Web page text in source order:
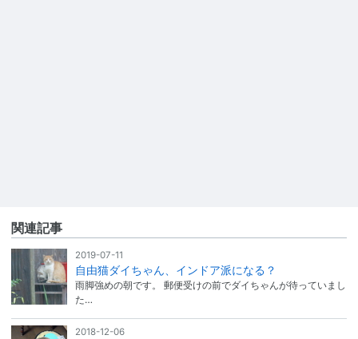
関連記事
2019-07-11
自由猫ダイちゃん、インドア派になる？
雨脚強めの朝です。 郵便受けの前でダイちゃんが待っていまし
た…
2018-12-06